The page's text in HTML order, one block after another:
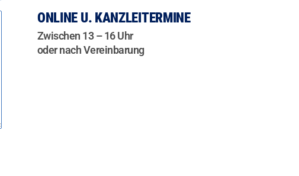
ONLINE U. KANZLEITERMINE
Zwischen 13 – 16 Uhr
oder nach Vereinbarung